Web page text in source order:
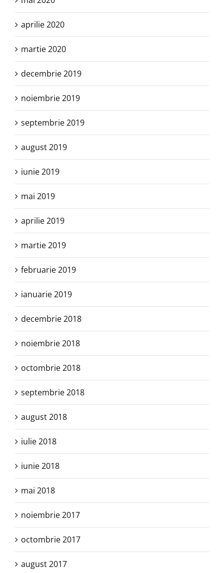
aprilie 2020
martie 2020
decembrie 2019
noiembrie 2019
septembrie 2019
august 2019
iunie 2019
mai 2019
aprilie 2019
martie 2019
februarie 2019
ianuarie 2019
decembrie 2018
noiembrie 2018
octombrie 2018
septembrie 2018
august 2018
iulie 2018
iunie 2018
mai 2018
noiembrie 2017
octombrie 2017
august 2017